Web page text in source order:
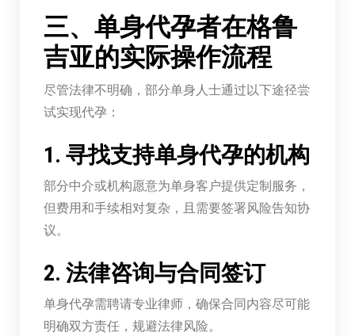
三、单身代孕者在格鲁
吉亚的实际操作流程
尽管法律不明确，部分单身人士通过以下途径尝
试实现代孕：
1. 寻找支持单身代孕的机构
部分中介或机构愿意为单身客户提供定制服务，
但费用和手续相对复杂，且需要签署风险告知协
议。
2. 法律咨询与合同签订
单身代孕需聘请专业律师，确保合同内容尽可能
明确双方责任，规避法律风险。